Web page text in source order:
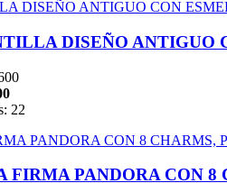
DISEÑO ANTIGUO
22
FIRMA PANDORA CON 8